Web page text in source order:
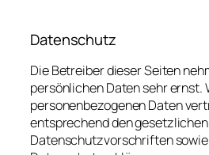
Datenschutz
Die Betreiber dieser Seiten
persönlichen Daten sehr ernst.
personenbezogenen Daten
entsprechend den gesetzlichen
Datenschutzvorschriften